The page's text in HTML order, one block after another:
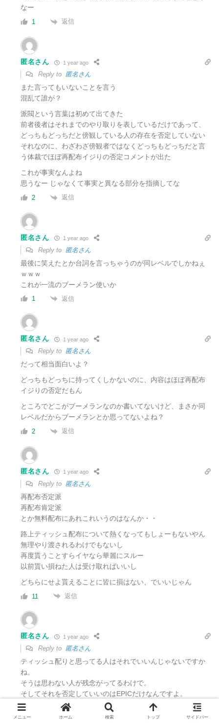
なー
1 返信
匿名さん 1 year ago
Reply to 匿名さん
また言ってもいないことを言う
混乱て誰が？
派閥という言葉は初めて出てきた
前者後者はそれまでのやり取りを表しているだけであって、
どっちもどっちだと傍観している人の存在を否定していない
それなのに、わざわざ傍観者ではなくどっちもどっちだと言
う体裁でほぼ再配布イジりの否定コメントが出た
これが事実なんよね
思うなー じゃなくて事実と異なる部分を指摘してな
2 返信
匿名さん 1 year ago
Reply to 匿名さん
最後に笑えたとか台詞を言っちゃうのが同レベルでしかねぇ
ｗｗｗ
これが一流のブーメラン使いか
1 返信
匿名さん 1 year ago
Reply to 匿名さん
だって相当面白いよ？
どっちもどっちに持ってくしかないのに、内容はほぼ再配布
イジりの否定だもん
ところでどこがブーメランなのか書いてないけど、まさか同
レベルだからブーメランとか思ってないよね？
2 返信
匿名さん 1 year ago
Reply to 匿名さん
再配布否定派
再配布肯定派
とか無料配布にあれこれいうのはなんか・・
路上ティッシュ配布について熱くなってもしょーもないやん
無理やり渡されるわけでもないし
再度貰うことすらイヤなら華麗にスルー
以前貰い損ねた人は受け取ればいいし
どちらにせよ貰えることに皆に損はない、でいいじゃん
11 返信
匿名さん 1 year ago
Reply to 匿名さん
ティッシュ配りと思ってる人はそれでいいんじゃないですか
ね。
そうは思わない人が残念がってるわけで。
そしてそれを否定していいのはEPICだけなんですよ。
EPICだけが再配布やめるなり配布自体やめるなり再配布のみ
にするなり声明を出すなりできるんですよ。
メニュー ホーム 検索 トップ サイドバー